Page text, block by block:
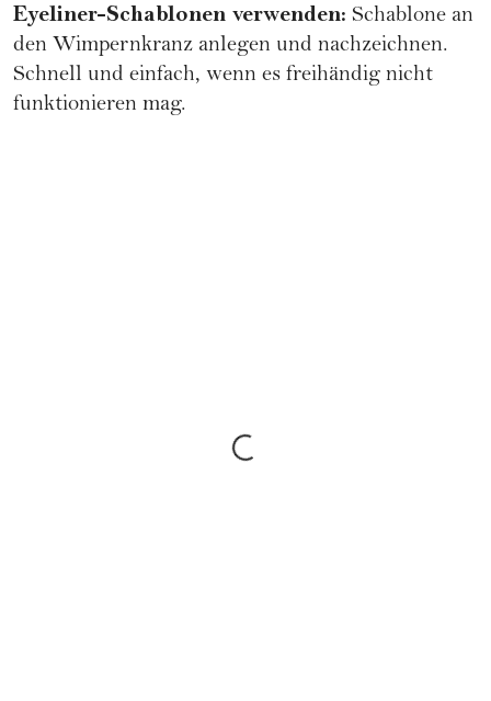
Eyeliner-Schablonen verwenden: Schablone an
den Wimpernkranz anlegen und nachzeichnen.
Schnell und einfach, wenn es freihändig nicht
funktionieren mag.